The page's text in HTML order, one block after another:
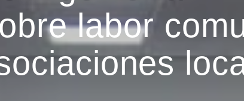
labor